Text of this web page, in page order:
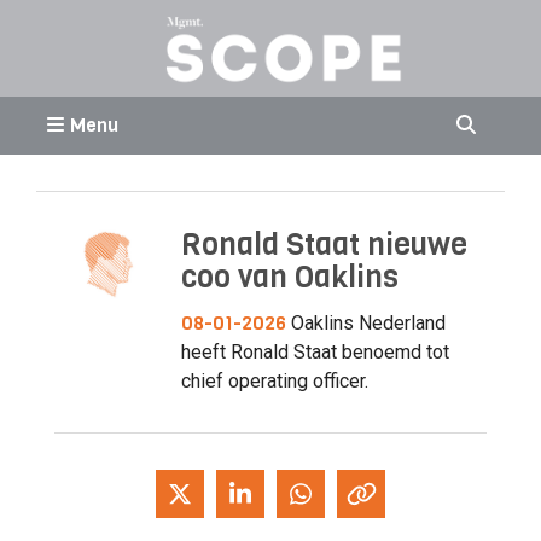
Menu
Ronald Staat nieuwe
coo van Oaklins
08-01-2026 Oaklins Nederland
heeft Ronald Staat benoemd tot
chief operating officer.